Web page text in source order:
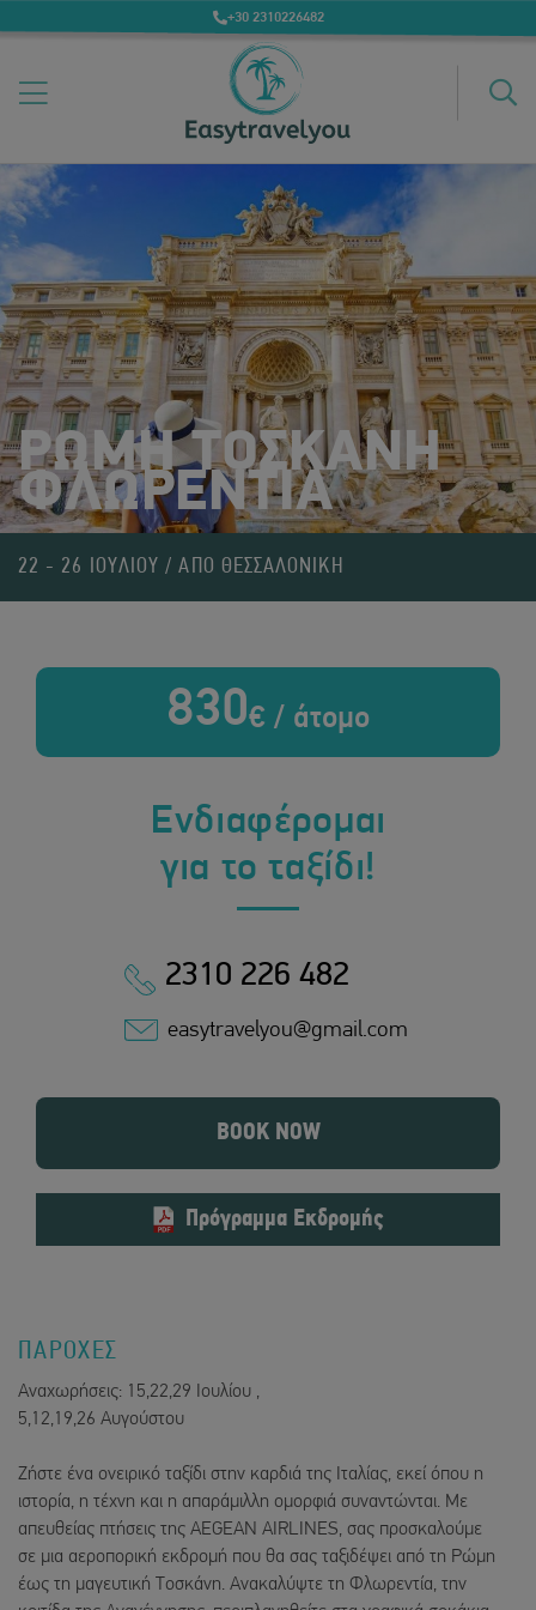
+30 2310226482
ΡΩΜΗ ΤΟΣΚΑΝΗ
ΦΛΩΡΕΝΤΙΑ
22 - 26 ΙΟΥΛΙΟΥ / ΑΠΟ ΘΕΣΣΑΛΟΝΙΚΗ
ΠΑΡΟΧΕΣ
Αναχωρήσεις: 15,22,29 Ιουλίου ,
5,12,19,26 Αυγούστου
Ζήστε ένα ονειρικό ταξίδι στην καρδιά της Ιταλίας, εκεί όπου η
ιστορία, η τέχνη και η απαράμιλλη ομορφιά συναντώνται. Με
απευθείας πτήσεις της AEGEAN AIRLINES, σας προσκαλούμε
σε μια αεροπορική εκδρομή που θα σας ταξιδέψει από τη Ρώμη
έως τη μαγευτική Τοσκάνη. Ανακαλύψτε τη Φλωρεντία, την
830€ / άτομο
Ενδιαφέρομαι
για το ταξίδι!
2310 226 482
easytravelyou@gmail.com
BOOK NOW
Πρόγραμμα Εκδρομής